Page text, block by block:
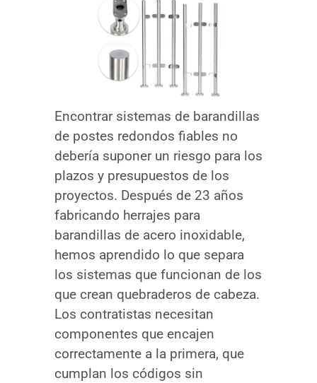
Encontrar sistemas de barandillas
de postes redondos fiables no
debería suponer un riesgo para los
plazos y presupuestos de los
proyectos. Después de 23 años
fabricando herrajes para
barandillas de acero inoxidable,
hemos aprendido lo que separa
los sistemas que funcionan de los
que crean quebraderos de cabeza.
Los contratistas necesitan
componentes que encajen
correctamente a la primera, que
cumplan los códigos sin